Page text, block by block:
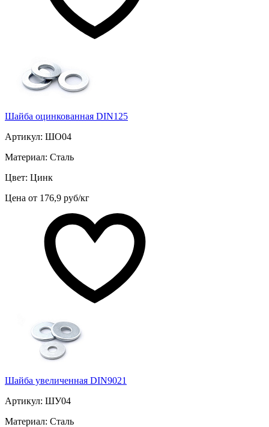
Шайба оцинкованная DIN125
Артикул: ШО04
Материал: Сталь
Цвет: Цинк
Цена от 176,9 руб/кг
Шайба увеличенная DIN9021
Артикул: ШУ04
Материал: Сталь